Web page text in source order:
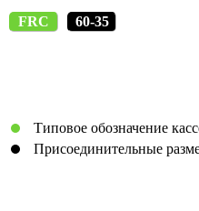
FRC 60-35
Типовое обозначение
Присоединительные